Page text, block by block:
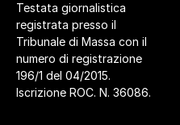
Testata giornalistica
registrata presso il
Tribunale di Massa con il
numero di registrazione
196/1 del 04/2015.
Iscrizione ROC. N. 36086.